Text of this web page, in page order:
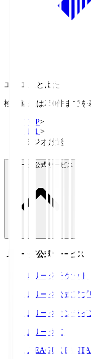
エフエムとよた
検索結果は250件までを
TOP>
Ｊ１ >
ラジオ放送
Ｊリーグ公式サービス
Ｊリーグ公式サービス
Ｊリーグチケット
Ｊリーグ公式アプ
Ｊリーグオンラ
ＪリーグID
J.LEAGUE